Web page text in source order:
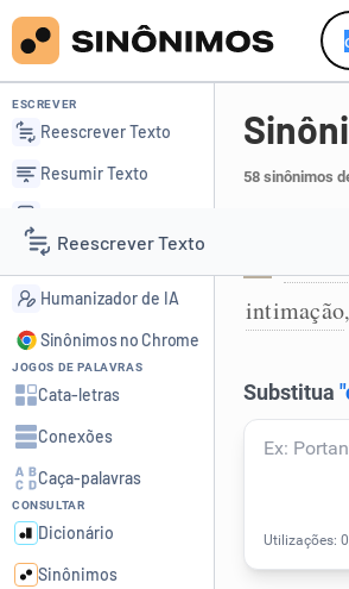
Reescrever Texto
Resumir Texto
Corrigir Texto
Detector de IA
Humanizador de IA
ESCREVER
Reescrever Texto
Resumir Texto
Detector de IA
Humanizador de IA
Sinônimos no Chrome
JOGOS DE PALAVRAS
Cata-letras
Conexões
Caça-palavras
CONSULTAR
Dicionário
Sinônimos
58 sinônimos
intimação,